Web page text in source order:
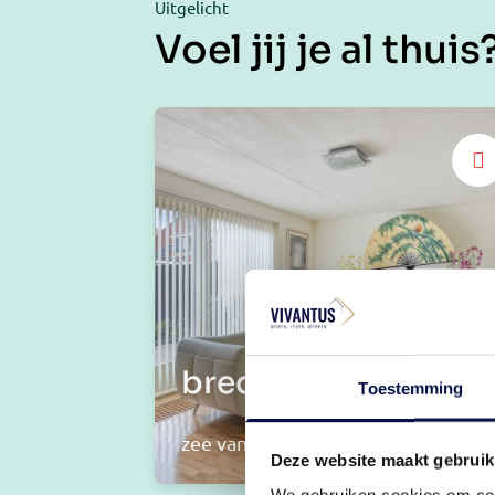
Toestemming
Deze website maakt
Uitgelicht
Voel jij je al
brede woonkamer
zee van ruimte